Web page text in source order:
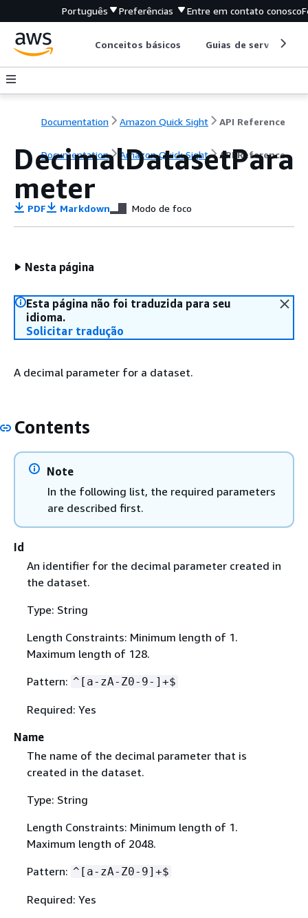
Português Preferências Entre em contato conosco
Conceitos básicos Guias de serviço
Documentation Amazon Quick Sight API Reference
Documentation Amazon Quick Sight API Reference
DecimalDatasetPara
meter
PDF Markdown Modo de foco
Nesta página
Esta página não foi traduzida para seu
idioma.
Solicitar tradução
A decimal parameter for a dataset.
Contents
Note
In the following list, the required parameters
are described first.
Id
An identifier for the decimal parameter created in
the dataset.
Type: String
Length Constraints: Minimum length of 1.
Maximum length of 128.
Pattern: ^[a-zA-Z0-9-]+$
Required: Yes
Name
The name of the decimal parameter that is
created in the dataset.
Type: String
Length Constraints: Minimum length of 1.
Maximum length of 2048.
Pattern: ^[a-zA-Z0-9]+$
Required: Yes